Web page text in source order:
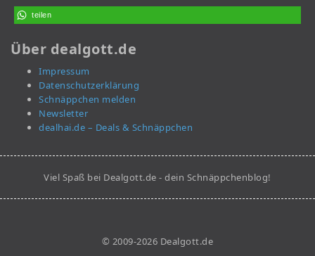
teilen
Über dealgott.de
Impressum
Datenschutzerklärung
Schnäppchen melden
Newsletter
dealhai.de – Deals & Schnäppchen
Viel Spaß bei Dealgott.de - dein Schnäppchenblog!
© 2009-2026 Dealgott.de